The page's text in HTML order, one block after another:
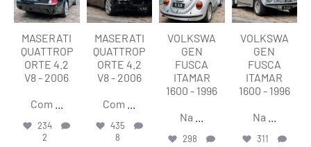
MASERATI
QUATTROP
ORTE 4.2
V8 - 2006
Com
234
2
MASERATI
QUATTROP
ORTE 4.2
V8 - 2006
Com
435
8
VOLKSWA
GEN
FUSCA
ITAMAR
1600 - 1996
Na
298
VOLKSWA
GEN
FUSCA
ITAMAR
1600 - 1996
Na
311